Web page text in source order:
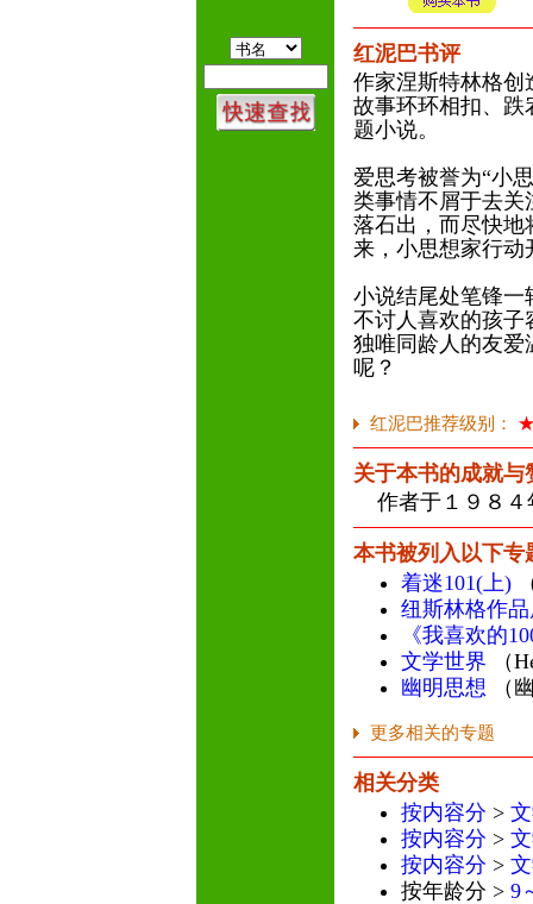
红泥巴书评
作家涅斯特林格创
故事环环相扣、跌
题小说。
爱思考被誉为“小
类事情不屑于去关
落石出，而尽快地
来，小思想家行
小说结尾处笔锋一
不讨人喜欢的孩子
独唯同龄人的友爱
呢？
红泥巴推荐级别：
关于本书的成就与
作者于１９８４
本书被列入以下专
着迷101(上)
纽斯林格作
《我喜欢的
文学世界 （
幽明思想 （
更多相关的专题
相关分类
按内容分 >
按内容分 >
按内容分 >
按年龄分 > 9